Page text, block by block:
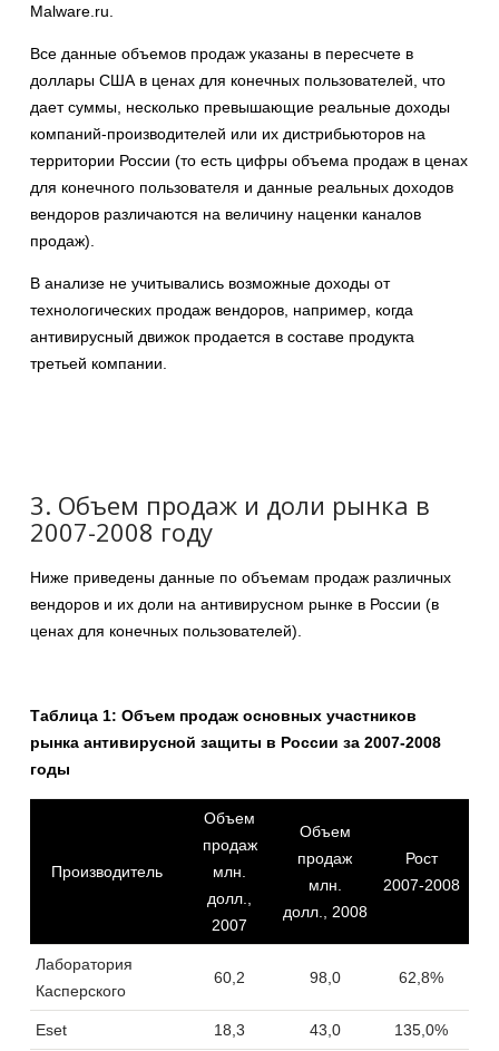
Malware.ru.
Все данные объемов продаж указаны в пересчете в
доллары США в ценах для конечных пользователей, что
дает суммы, несколько превышающие реальные доходы
компаний-производителей или их дистрибьюторов на
территории России (то есть цифры объема продаж в ценах
для конечного пользователя и данные реальных доходов
вендоров различаются на величину наценки каналов
продаж).
В анализе не учитывались возможные доходы от
технологических продаж вендоров, например, когда
антивирусный движок продается в составе продукта
третьей компании.
3. Объем продаж и доли рынка в
2007-2008 году
Ниже приведены данные по объемам продаж различных
вендоров и их доли на антивирусном рынке в России (в
ценах для конечных пользователей).
Таблица 1: Объем продаж основных участников
рынка антивирусной защиты в России за 2007-2008
годы
Производитель
Объем
продаж
млн.
долл.,
2007
Объем
продаж
млн.
долл., 2008
Рост
2007-2008
Лаборатория
Касперского
60,2 98,0 62,8%
Eset 18,3 43,0 135,0%